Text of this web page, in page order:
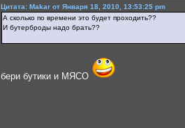
Цитата: Makar от Января 18, 2010, 13:53:25 pm
А сколько по времени это будет проходить??
И бутерброды надо брать??
бери бутики и МЯСО